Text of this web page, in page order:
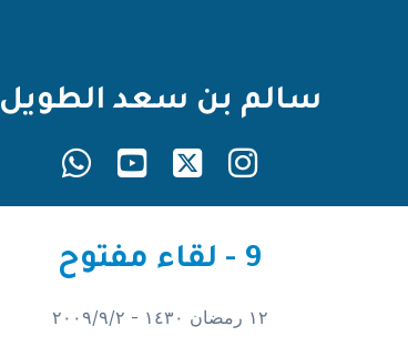
سالم بن سعد الطويل
9 - لقاء مفتوح
١٢ رمضان ١٤٣٠ - ٢٠٠٩/٩/٢